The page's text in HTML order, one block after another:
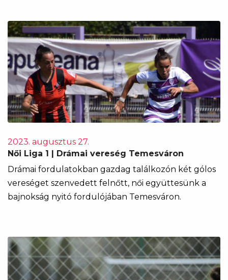
2023. augusztus 27.
Női Liga 1 | Drámai vereség Temesváron
Drámai fordulatokban gazdag találkozón két gólos
vereséget szenvedett felnőtt, női együttesünk a
bajnokság nyitó fordulójában Temesváron.